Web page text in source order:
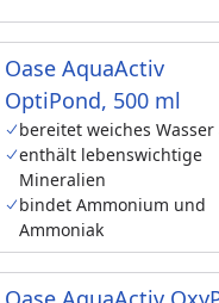
Oase AquaActiv
OptiPond, 500 ml
bereitet weiches
enthält lebenswichtige
Mineralien
bindet Ammonium und
Ammoniak